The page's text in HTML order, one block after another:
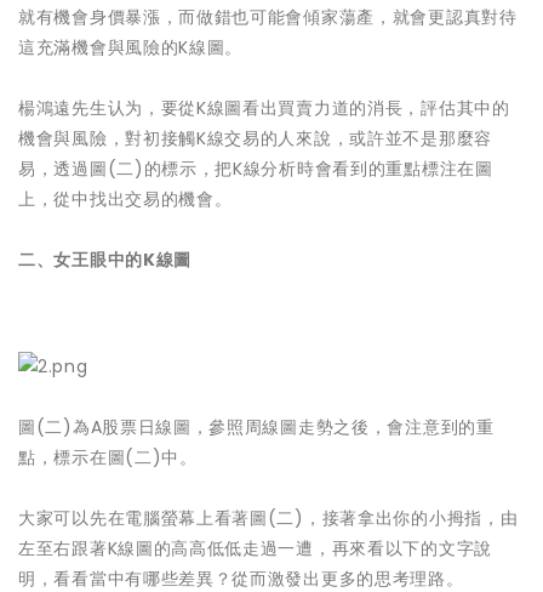
就有機會身價暴漲，而做錯也可能會傾家蕩產，就會更認真對待
這充滿機會與風險的K線圖。
楊鴻遠先生认为，要從K線圖看出買賣力道的消長，評估其中的
機會與風險，對初接觸K線交易的人來說，或許並不是那麼容
易，透過圖(二)的標示，把K線分析時會看到的重點標注在圖
上，從中找出交易的機會。
二、女王眼中的K線圖
圖(二)為A股票日線圖，參照周線圖走勢之後，會注意到的重
點，標示在圖(二)中。
大家可以先在電腦螢幕上看著圖(二)，接著拿出你的小拇指，由
左至右跟著K線圖的高高低低走過一遭，再來看以下的文字說
明，看看當中有哪些差異？從而激發出更多的思考理路。